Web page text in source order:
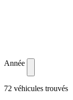
Année
72 véhicules trouvés